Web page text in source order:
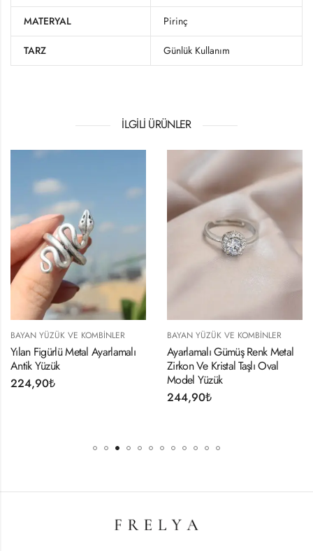
MATERYAL Pirinç
TARZ Günlük Kullanım
İLGILI ÜRÜNLER
BAYAN YÜZÜK VE KOMBINLER
Yılan Figürlü Metal Ayarlamalı
Antik Yüzük
224,90₺
BAYAN YÜZÜK VE KOMBINLER
Ayarlamalı Gümüş Renk Metal
Zirkon Ve Kristal Taşlı Oval
Model Yüzük
244,90₺